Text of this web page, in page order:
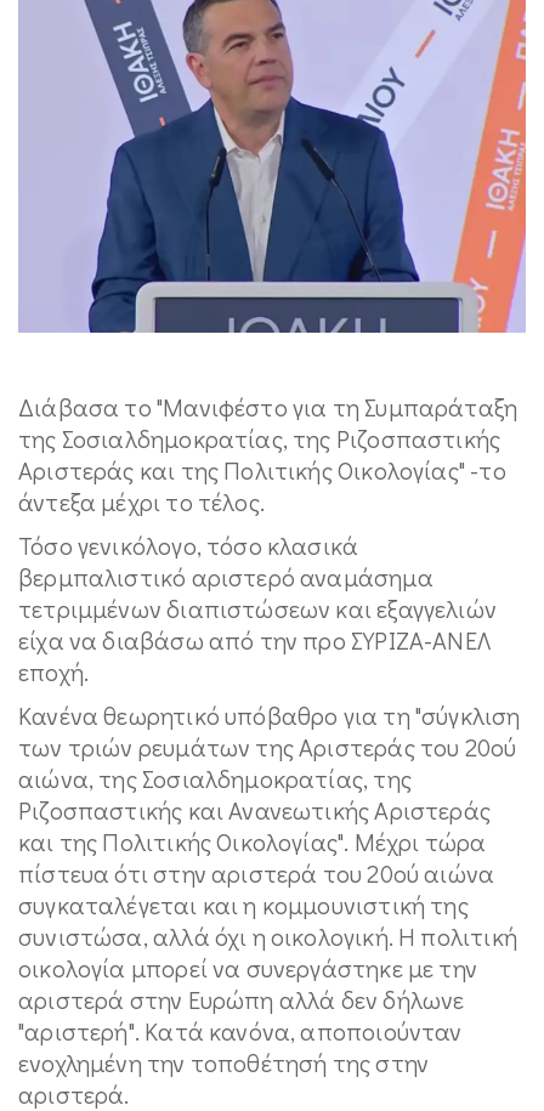
Διάβασα το "Μανιφέστο για τη Συμπαράταξη
της Σοσιαλδημοκρατίας, της Ριζοσπαστικής
Αριστεράς και της Πολιτικής Οικολογίας" -το
άντεξα μέχρι το τέλος.
Τόσο γενικόλογο, τόσο κλασικά
βερμπαλιστικό αριστερό αναμάσημα
τετριμμένων διαπιστώσεων και εξαγγελιών
είχα να διαβάσω από την προ ΣΥΡΙΖΑ-ΑΝΕΛ
εποχή.
Κανένα θεωρητικό υπόβαθρο για τη "σύγκλιση
των τριών ρευμάτων της Αριστεράς του 20ού
αιώνα, της Σοσιαλδημοκρατίας, της
Ριζοσπαστικής και Ανανεωτικής Αριστεράς
και της Πολιτικής Οικολογίας". Μέχρι τώρα
πίστευα ότι στην αριστερά του 20ού αιώνα
συγκαταλέγεται και η κομμουνιστική της
συνιστώσα, αλλά όχι η οικολογική. Η πολιτική
οικολογία μπορεί να συνεργάστηκε με την
αριστερά στην Ευρώπη αλλά δεν δήλωνε
"αριστερή". Κατά κανόνα, αποποιούνταν
ενοχλημένη την τοποθέτησή της στην
αριστερά.